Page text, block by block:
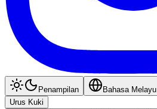
Penampilan
Bahasa Melayu
Urus Kuki